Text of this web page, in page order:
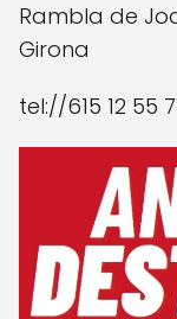
Rambla de
Girona
tel://615 12 55